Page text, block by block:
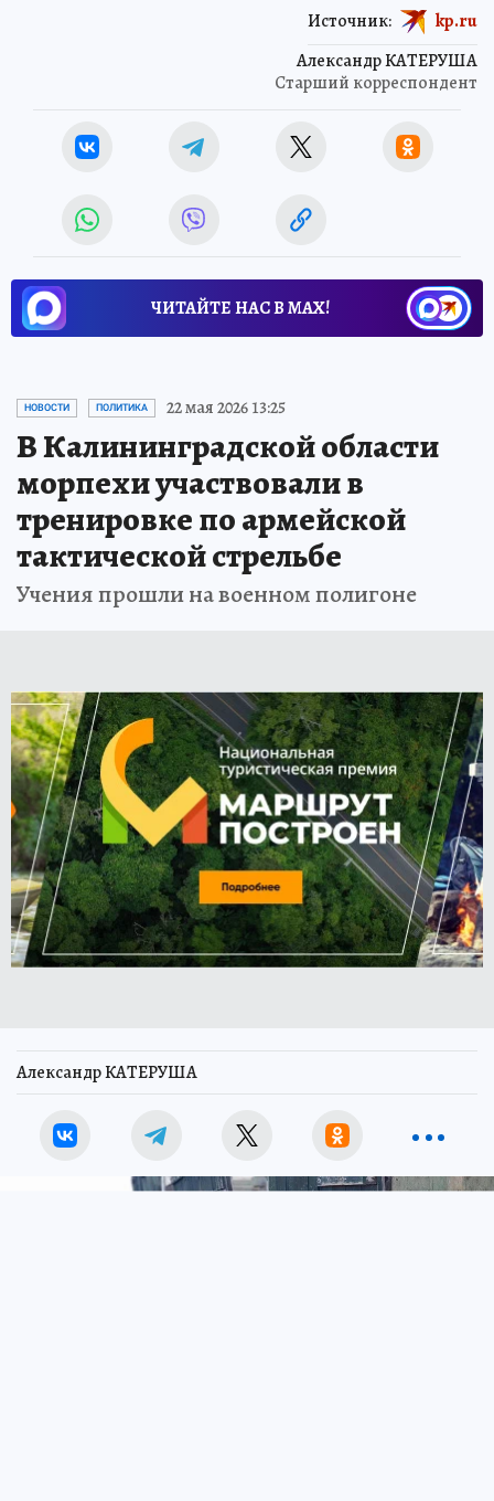
Александр КАТЕРУША
Старший корреспондент
Источник: kp.ru
ЧИТАЙТЕ НАС В МАХ!
НОВОСТИ ПОЛИТИКА 22 мая 2026 13:25
В Калининградской области
морпехи участвовали в
тренировке по армейской
тактической стрельбе
Учения прошли на военном полигоне
Александр КАТЕРУША